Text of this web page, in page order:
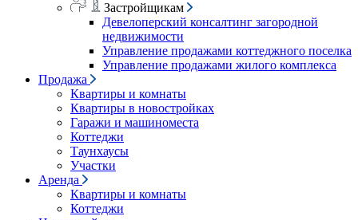
Застройщикам
Девелоперский консалтинг загородной
недвижимости
Управление продажами коттеджного поселка
Управление продажами жилого комплекса
Продажа
Квартиры и комнаты
Квартиры в новостройках
Гаражи и машиноместа
Коттеджи
Таунхаусы
Участки
Аренда
Квартиры и комнаты
Коттеджи